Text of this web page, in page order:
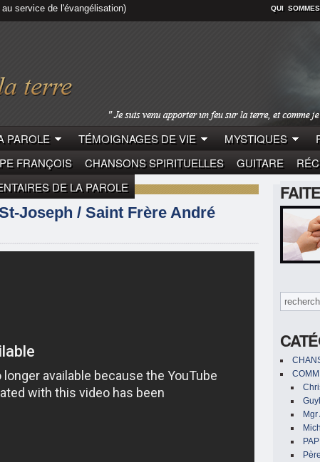
service de l'évangélisation) QUI
PAROLE TÉMOIGNAGES DE VIE MYSTIQUES
FRANÇOIS CHANSONS SPIRITUELLES GUITARE
DE LA PAROLE
Joseph / Saint Frère André